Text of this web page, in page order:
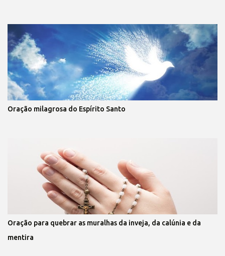
Oração milagrosa do Espírito Santo
Oração para quebrar as muralhas da inveja, da calúnia e da
mentira